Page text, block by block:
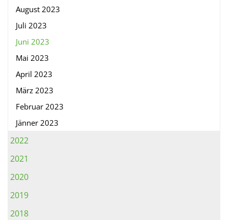
August 2023
Juli 2023
Juni 2023
Mai 2023
April 2023
März 2023
Februar 2023
Jänner 2023
2022
2021
2020
2019
2018